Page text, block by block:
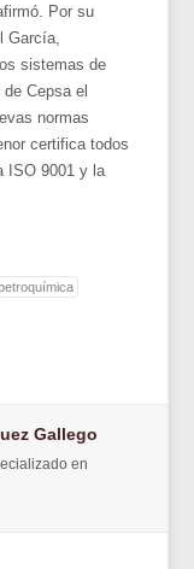
Por su
García,
sistemas de
Cepsa el
normas
certifica todos
ISO 9001 y la
Gallego
en